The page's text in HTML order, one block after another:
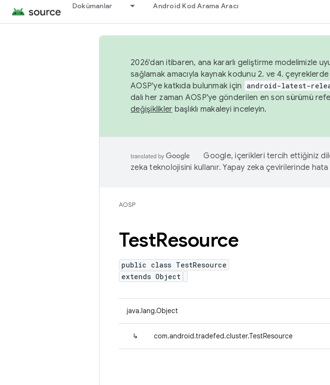
Dokümanlar Android Kod Arama Aracı
2026'dan itibaren, ana kararlı geliştirme modelimizle
sağlamak amacıyla kaynak kodunu 2. ve 4.
AOSP'ye katkıda bulunmak için
android-latest-
dalı her zaman AOSP'ye gönderilen en son sürümü
değişiklikler başlıklı makaleyi inceleyin.
Google, içerikleri tercih ettiğiniz
zeka teknolojisini kullanır. Yapay zeka çevirilerinde
AOSP
TestResource
public class TestResource
extends Object
java.lang.Object
↳ com.android.tradefed.cluster.TestResource